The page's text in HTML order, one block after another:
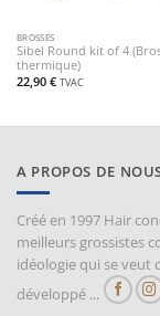
BROSSES
Sibel Round kit of 4
thermique)
22,90 € TVAC
A PROPOS DE
Créé en 1997 Hair
meilleurs grossistes
idéologie qui se veut
développé ...